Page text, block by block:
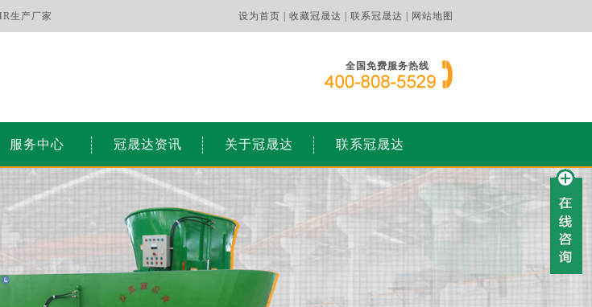
生产厂家 设为首页 | 收藏冠晟达 | 联系冠晟达 | 网站地图
全国免费服务热线
服务中心 冠晟达资讯 关于冠晟达 联系冠晟达